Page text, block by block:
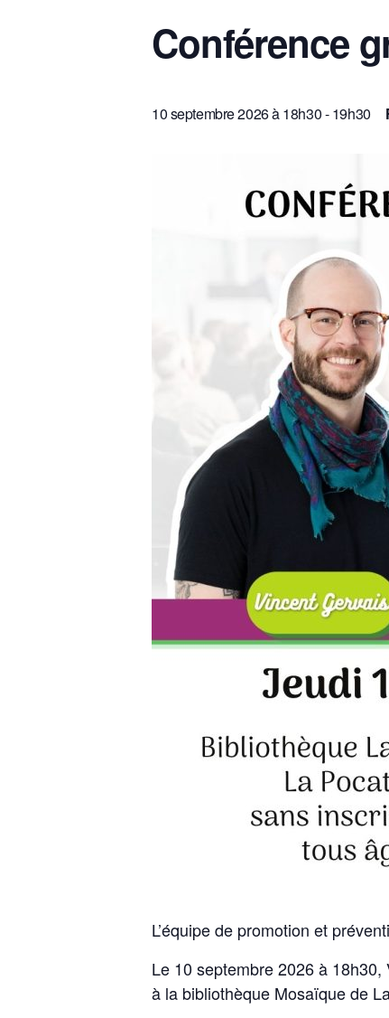
Conférence
10 septembre 2026 à 18h30-19h30
L’équipe de promotion et
Le 10 septembre 2026 à
à la bibliothèque Mosaïque de